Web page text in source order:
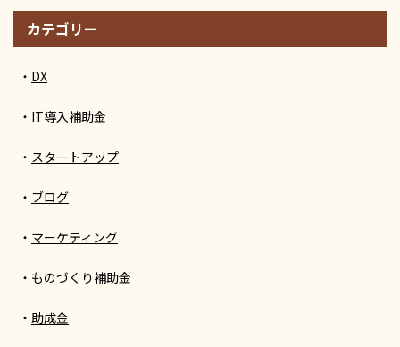
カテゴリー
DX
IT導入補助金
スタートアップ
ブログ
マーケティング
ものづくり補助金
助成金